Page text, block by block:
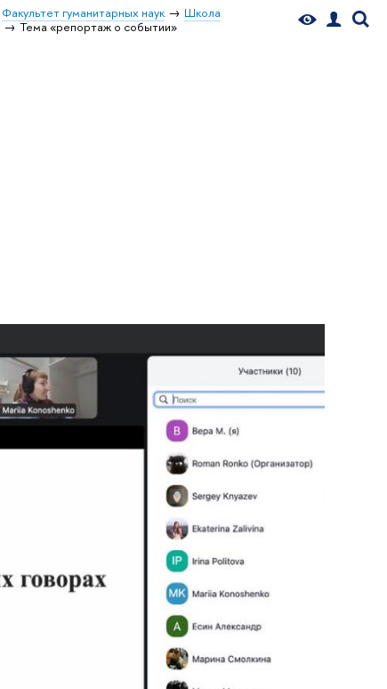
Факультет гуманитарных наук
Школа
Тема «репортаж о событии»